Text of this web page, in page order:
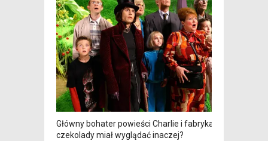
Główny bohater powieści Charlie i fabryka
czekolady miał wyglądać inaczej?